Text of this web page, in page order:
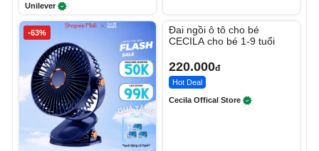
Unilever
-63%
Đai ngồi ô tô cho bé
CECILA cho bé 1-9 tuổi
220.000đ
Hot Deal
Cecila Offical Store